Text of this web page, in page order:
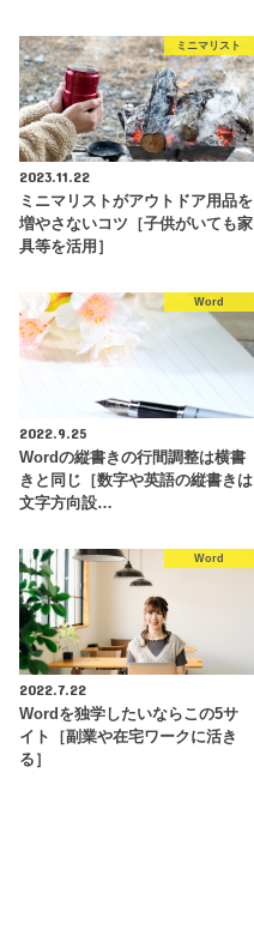
ミニマリスト
2023.11.22
ミニマリストがアウトドア用品を
増やさないコツ［子供がいても家
具等を活用］
Word
2022.9.25
Wordの縦書きの行間調整は横書
きと同じ［数字や英語の縦書きは
文字方向設…
Word
2022.7.22
Wordを独学したいならこの5サ
イト［副業や在宅ワークに活き
る］